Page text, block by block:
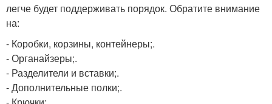
легче будет поддерживать порядок. Обратите внимание
на:
- Коробки, корзины, контейнеры;.
- Органайзеры;.
- Разделители и вставки;.
- Дополнительные полки;.